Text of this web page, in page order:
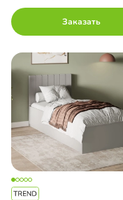
Заказать